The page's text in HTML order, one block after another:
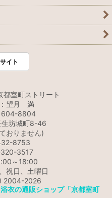
イト
都室町ストリート
望月 満
604-8804
生坊城町8-46
おりません)
8753
3517
～18:00
祝日、土曜日
2004-2026
衣の通販ショップ「京都室町